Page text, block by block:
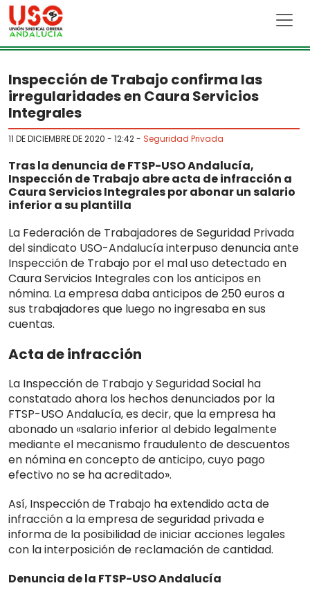
Skip to main content
Inspección de Trabajo confirma las
irregularidades en Caura Servicios
Integrales
11 DE DICIEMBRE DE 2020 - 12:42- Seguridad Privada
Tras la denuncia de FTSP-USO Andalucía,
Inspección de Trabajo abre acta de infracción a
Caura Servicios Integrales por abonar un salario
inferior a su plantilla
La Federación de Trabajadores de Seguridad Privada
del sindicato USO-Andalucía interpuso denuncia ante
Inspección de Trabajo por el mal uso detectado en
Caura Servicios Integrales con los anticipos en
nómina. La empresa daba anticipos de 250 euros a
sus trabajadores que luego no ingresaba en sus
cuentas.
Acta de infracción
La Inspección de Trabajo y Seguridad Social ha
constatado ahora los hechos denunciados por la
FTSP-USO Andalucía, es decir, que la empresa ha
abonado un «salario inferior al debido legalmente
mediante el mecanismo fraudulento de descuentos
en nómina en concepto de anticipo, cuyo pago
efectivo no se ha acreditado».
Así, Inspección de Trabajo ha extendido acta de
infracción a la empresa de seguridad privada e
informa de la posibilidad de iniciar acciones legales
con la interposición de reclamación de cantidad.
Denuncia de la FTSP-USO Andalucía